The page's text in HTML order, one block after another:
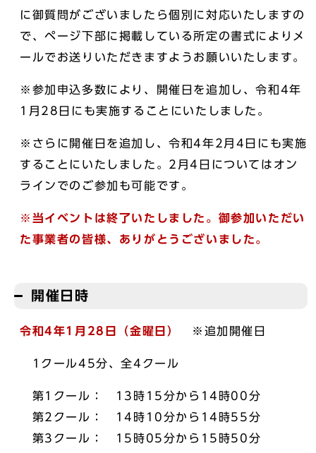
に御質問がございましたら個別に対応いたしますの
で、ページ下部に掲載している所定の書式によりメ
ールでお送りいただきますようお願いいたします。
※参加申込多数により、開催日を追加し、令和4年
1月28日にも実施することにいたしました。
※さらに開催日を追加し、令和4年2月4日にも実施
することにいたしました。2月4日についてはオン
ラインでのご参加も可能です。
※当イベントは終了いたしました。御参加いただい
た事業者の皆様、ありがとうございました。
開催日時
令和4年1月28日（金曜日） ※追加開催日
1クール45分、全4クール
第1クール： 13時15分から14時00分
第2クール： 14時10分から14時55分
第3クール： 15時05分から15時50分